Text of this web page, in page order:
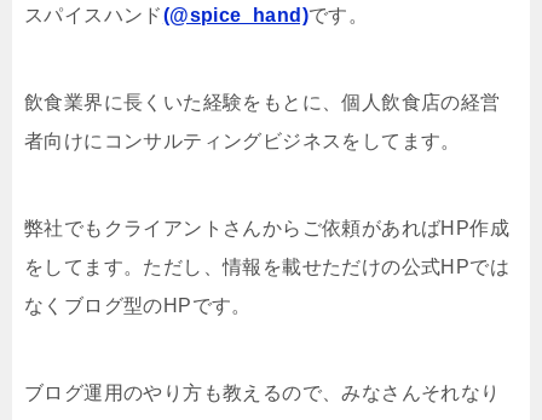
スパイスハンド(@spice_hand)です。
飲食業界に長くいた経験をもとに、個人飲食店の経営
者向けにコンサルティングビジネスをしてます。
弊社でもクライアントさんからご依頼があればHP作成
をしてます。ただし、情報を載せただけの公式HPでは
なくブログ型のHPです。
ブログ運用のやり方も教えるので、みなさんそれなり